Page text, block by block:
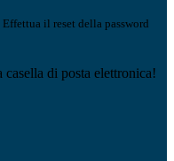
il reset della password
di posta elettronica!